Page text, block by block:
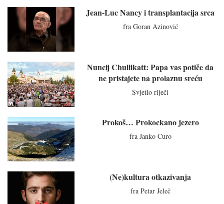
Jean-Luc Nancy i transplantacija srca
fra Goran Azinović
Nuncij Chullikatt: Papa vas potiče da
ne pristajete na prolaznu sreću
Svjetlo riječi
Prokoš… Prokockano jezero
fra Janko Ćuro
(Ne)kultura otkazivanja
fra Petar Jeleč